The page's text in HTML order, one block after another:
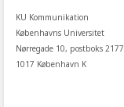
KU Kommunikation
Københavns Universitet
Nørregade 10, postboks 2177
1017 København K